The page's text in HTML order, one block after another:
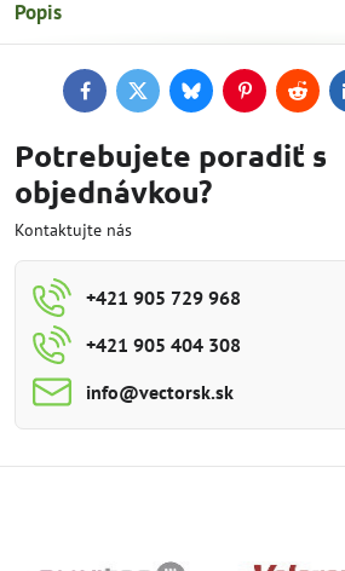
Popis
FacebookTwitterBlueskyPinterestReddit
Potrebujete poradiť s
objednávkou?
Kontaktujte nás
+421 905 729 968
+421 905 404 308
info​@vectorsk​.sk